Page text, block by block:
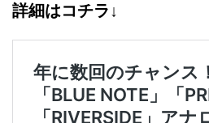
詳細はコチラ↓